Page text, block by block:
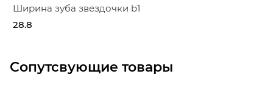
Ширина зуба звездочки b1
28.8
Сопутсвующие товары